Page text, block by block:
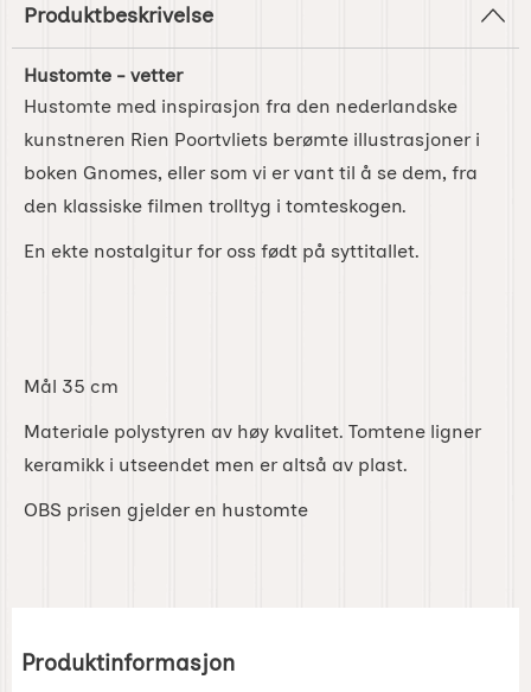
Produktbeskrivelse
Hustomte - vetter
Hustomte med inspirasjon fra den nederlandske
kunstneren Rien Poortvliets berømte illustrasjoner i
boken Gnomes, eller som vi er vant til å se dem, fra
den klassiske filmen trolltyg i tomteskogen.
En ekte nostalgitur for oss født på syttitallet.
Mål 35 cm
Materiale polystyren av høy kvalitet. Tomtene ligner
keramikk i utseendet men er altså av plast.
OBS prisen gjelder en hustomte
Produktinformasjon